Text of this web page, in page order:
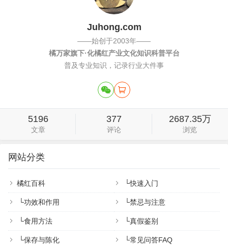
Juhong.com
——始创于2003年——
橘万家旗下·化橘红产业文化知识科普平台
普及专业知识，记录行业大件事
5196
文章
377
评论
2687.35万
浏览
网站分类
橘红百科 └快速入门
└功效和作用 └禁忌与注意
└食用方法 └真假鉴别
└保存与陈化 └常见问答FAQ